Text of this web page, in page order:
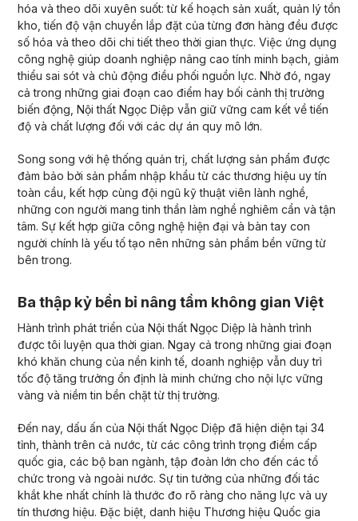
hóa và theo dõi xuyên suốt: từ kế hoạch sản xuất, quản lý tồn
kho, tiến độ vận chuyển lắp đặt của từng đơn hàng đều được
số hóa và theo dõi chi tiết theo thời gian thực. Việc ứng dụng
công nghệ giúp doanh nghiệp nâng cao tính minh bạch, giảm
thiểu sai sót và chủ động điều phối nguồn lực. Nhờ đó, ngay
cả trong những giai đoạn cao điểm hay bối cảnh thị trường
biến động, Nội thất Ngọc Diệp vẫn giữ vững cam kết về tiến
độ và chất lượng đối với các dự án quy mô lớn.
Song song với hệ thống quản trị, chất lượng sản phẩm được
đảm bảo bởi sản phẩm nhập khẩu từ các thương hiệu uy tín
toàn cầu, kết hợp cùng đội ngũ kỹ thuật viên lành nghề,
những con người mang tinh thần làm nghề nghiêm cẩn và tận
tâm. Sự kết hợp giữa công nghệ hiện đại và bàn tay con
người chính là yếu tố tạo nên những sản phẩm bền vững từ
bên trong.
Ba thập kỷ bền bỉ nâng tầm không gian Việt
Hành trình phát triển của Nội thất Ngọc Diệp là hành trình
được tôi luyện qua thời gian. Ngay cả trong những giai đoạn
khó khăn chung của nền kinh tế, doanh nghiệp vẫn duy trì
tốc độ tăng trưởng ổn định là minh chứng cho nội lực vững
vàng và niềm tin bền chặt từ thị trường.
Đến nay, dấu ấn của Nội thất Ngọc Diệp đã hiện diện tại 34
tỉnh, thành trên cả nước, từ các công trình trọng điểm cấp
quốc gia, các bộ ban ngành, tập đoàn lớn cho đến các tổ
chức trong và ngoài nước. Sự tin tưởng của những đối tác
khắt khe nhất chính là thước đo rõ ràng cho năng lực và uy
tín thương hiệu. Đặc biệt, danh hiệu Thương hiệu Quốc gia